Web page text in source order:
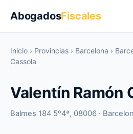
AbogadosFiscales
Inicio › Provincias › Barcelona ›
Cassola
Valentín Ramón
Balmes 184 5º4ª, 08006 ·